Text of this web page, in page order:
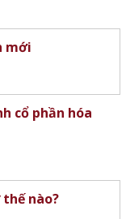
mới
cổ phần hóa
nào?